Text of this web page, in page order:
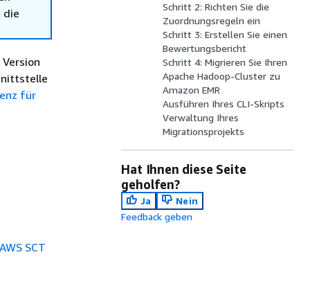
die
für
SCT
Schritt 2: Richten Sie die
Zuordnungsregeln ein
Schritt 3: Erstellen Sie einen
Bewertungsbericht
Schritt 4: Migrieren Sie Ihren
Apache Hadoop-Cluster zu
Amazon EMR
Ausführen Ihres CLI-Skripts
Verwaltung Ihres
Migrationsprojekts
Hat Ihnen diese Seite
geholfen?
Ja
Nein
Feedback geben